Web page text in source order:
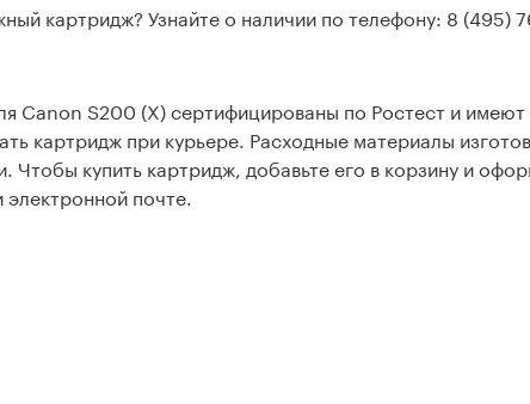
картридж? Узнайте о наличии по телефону: 8 (495)
Canon S200 (X) сертифицированы по Ростест и
картридж при курьере. Расходные материалы
Чтобы купить картридж, добавьте его в корзину и
электронной почте.